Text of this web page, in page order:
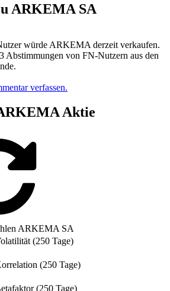
ARKEMA SA
würde ARKEMA derzeit verkaufen.
Abstimmungen von FN-Nutzern aus den
verfassen.
Aktie
ARKEMA SA
(250 Tage)
(250 Tage)
(250 Tage)